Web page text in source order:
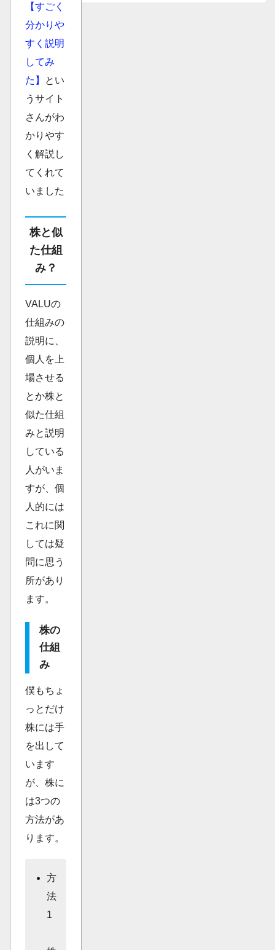
【すごく
分かりや
すく説明
してみ
た】
とい
うサイト
さんがわ
かりやす
く解説し
てくれて
いました
株と似
た仕組
み？
VALUの
仕組みの
説明に、
個人を上
場させる
とか株と
似た仕組
みと説明
している
人がいま
すが、個
人的には
これに関
しては疑
問に思う
所があり
ます。
株の
仕組
み
僕もちょ
っとだけ
株には手
を出して
います
が、株に
は3つの
方法があ
ります。
方
法
1